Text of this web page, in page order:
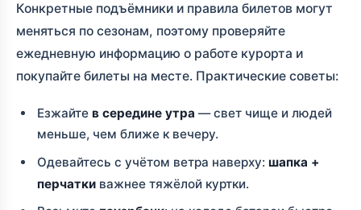
Конкретные подъёмники и правила билетов могут
меняться по сезонам, поэтому проверяйте
ежедневную информацию о работе курорта и
покупайте билеты на месте. Практические советы:
Езжайте в середине утра — свет чище и людей
меньше, чем ближе к вечеру.
Одевайтесь с учётом ветра наверху: шапка +
перчатки важнее тяжёлой куртки.